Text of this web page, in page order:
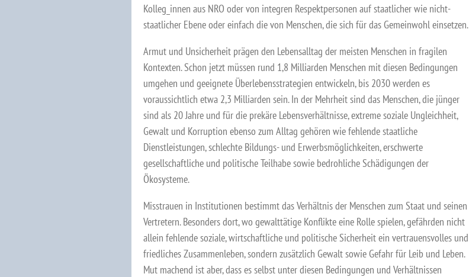
Kolleg_innen aus NRO oder von integren Respektpersonen auf staatlicher wie nicht-
staatlicher Ebene oder einfach die von Menschen, die sich für das Gemeinwohl einsetzen.
Armut und Unsicherheit prägen den Lebensalltag der meisten Menschen in fragilen
Kontexten. Schon jetzt müssen rund 1,8 Milliarden Menschen mit diesen Bedingungen
umgehen und geeignete Überlebensstrategien entwickeln, bis 2030 werden es
voraussichtlich etwa 2,3 Milliarden sein. In der Mehrheit sind das Menschen, die jünger
sind als 20 Jahre und für die prekäre Lebensverhältnisse, extreme soziale Ungleichheit,
Gewalt und Korruption ebenso zum Alltag gehören wie fehlende staatliche
Dienstleistungen, schlechte Bildungs- und Erwerbsmöglichkeiten, erschwerte
gesellschaftliche und politische Teilhabe sowie bedrohliche Schädigungen der
Ökosysteme.
Misstrauen in Institutionen bestimmt das Verhältnis der Menschen zum Staat und seinen
Vertretern. Besonders dort, wo gewalttätige Konflikte eine Rolle spielen, gefährden nicht
allein fehlende soziale, wirtschaftliche und politische Sicherheit ein vertrauensvolles und
friedliches Zusammenleben, sondern zusätzlich Gewalt sowie Gefahr für Leib und Leben.
Mut machend ist aber, dass es selbst unter diesen Bedingungen und Verhältnissen